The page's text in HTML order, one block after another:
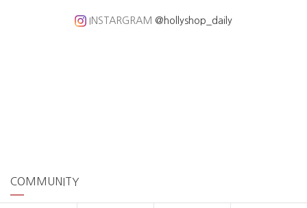
INSTARGRAM @hollyshop_daily
COMMUNITY